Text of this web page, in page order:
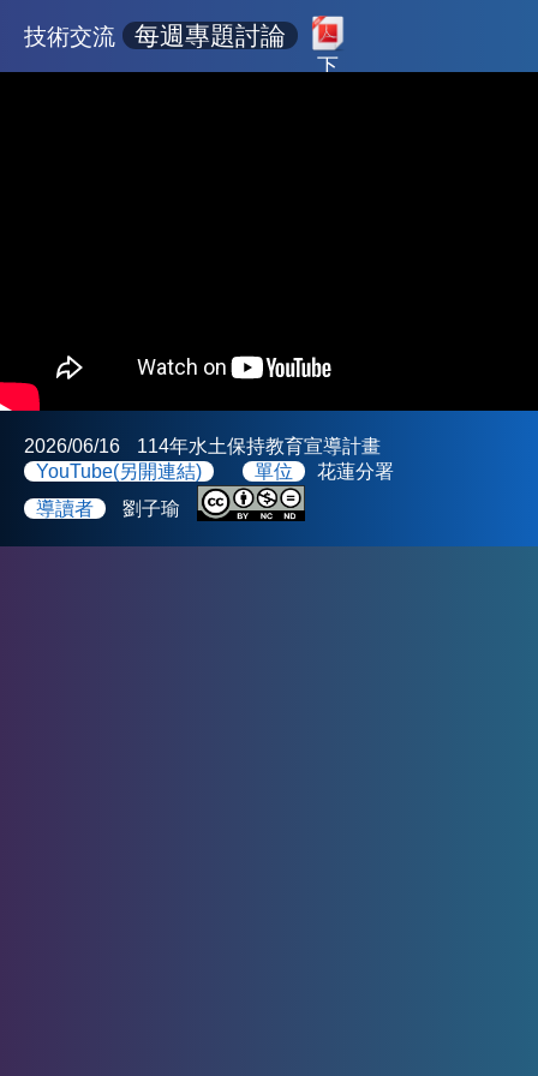
技術交流 每週專題討論
下
2026/06/16
114年水土保持教育宣導計畫
YouTube(另開連結)
單位
花蓮分署
導讀者
劉子瑜